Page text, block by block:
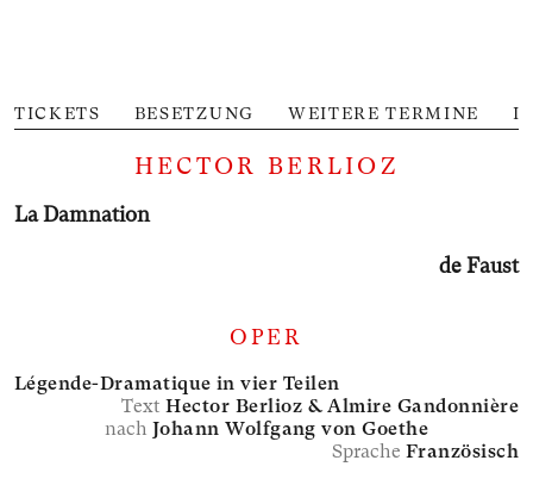
TICKETS BESETZUNG WEITERE TERMINE
HECTOR BERLIOZ
La Damnation
de Faust
OPER
Légende-Dramatique in vier Teilen
TextHector Berlioz &Almire Gandonnière
nach Johann Wolfgang von Goethe
Sprache Französisch